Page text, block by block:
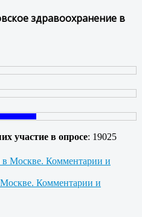
здравоохранение в
участие в опросе: 19025
Комментарии и